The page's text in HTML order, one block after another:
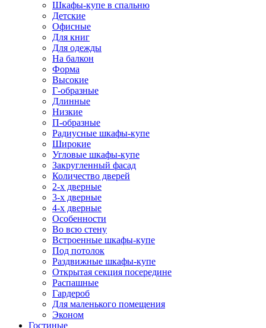
Шкафы-купе в спальню
Детские
Офисные
Для книг
Для одежды
На балкон
Форма
Высокие
Г-образные
Длинные
Низкие
П-образные
Радиусные шкафы-купе
Широкие
Угловые шкафы-купе
Закругленный фасад
Количество дверей
2-х дверные
3-х дверные
4-х дверные
Особенности
Во всю стену
Встроенные шкафы-купе
Под потолок
Раздвижные шкафы-купе
Открытая секция посередине
Распашные
Гардероб
Для маленького помещения
Эконом
Гостиные